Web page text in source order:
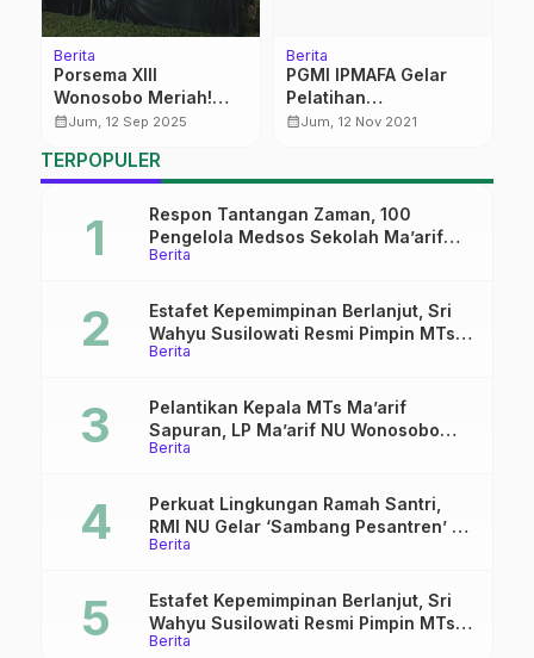
Celoteh
Abu Bakar:
Membenarkan Isra’
Mi’raj dengan Logika
calendar_monthKam, 8 Feb 2024
Berita
Akhiri Kepengurusan
dengan Gemilang, Kiai
Sukahar Tuai Pujian
calendar_monthSel, 8 Agu 2023
TERPOPULER
Berita
Respon Tantangan Zaman, 100
Pengelola Medsos Sekolah Ma’arif
Pekalongan Ikuti Pelatihan Literasi
Berita
Estafet Kepemimpinan Berlanjut, Sri
Wahyu Susilowati Resmi Pimpin MTs
Ma’arif Sapuran
Berita
Pelantikan Kepala MTs Ma’arif
Sapuran, LP Ma’arif NU Wonosobo
Tekankan Lima Amanah
Berita
Perkuat Lingkungan Ramah Santri,
RMI NU Gelar ‘Sambang Pesantren’ di
Pati
Berita
Estafet Kepemimpinan Berlanjut, Sri
Wahyu Susilowati Resmi Pimpin MTs
Ma’arif Sapuran